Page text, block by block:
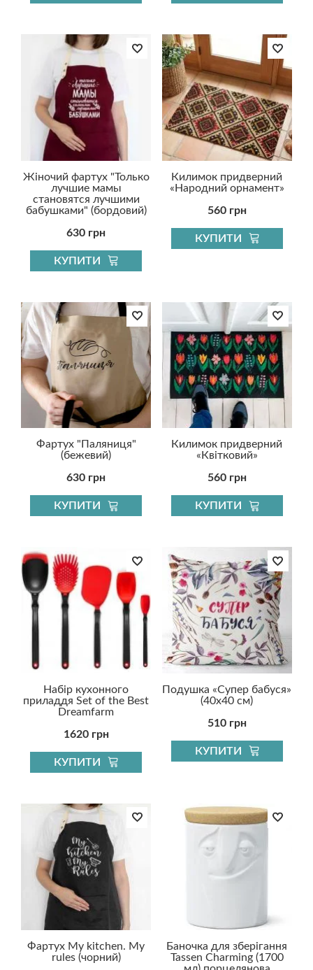
Жіночий фартух "Только
лучшие мамы
становятся лучшими
бабушками" (бордовий)
630 грн
КУПИТИ
Килимок придверний
«Народний орнамент»
560 грн
КУПИТИ
Фартух "Паляниця"
(бежевий)
630 грн
КУПИТИ
Килимок придверний
«Квітковий»
560 грн
КУПИТИ
Набір кухонного
приладдя Set of the Best
Dreamfarm
1620 грн
КУПИТИ
Подушка «Супер бабуся»
(40х40 см)
510 грн
КУПИТИ
Фартух My kitchen. My
rules (чорний)
Баночка для зберігання
Tassen Charming (1700